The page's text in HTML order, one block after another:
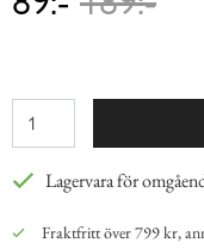
Lagervara för
Fraktfritt över 799 kr,